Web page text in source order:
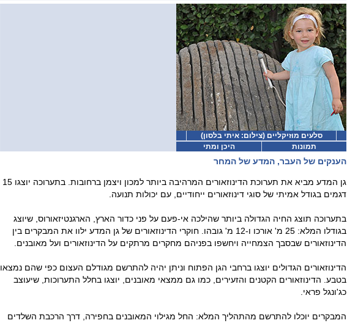
סלעים מוזיקליים (צילום: איתי בלסון)
תמונות
היכן ומתי
הענקים של העבר, המדע של המחר
גן המדע מביא את תערוכת הדינוזאורים המרהיבה ביותר למכון ויצמן ברחובות. בתערוכה יוצגו 15
דגמים בגודל אמיתי של סוגי דינוזאורים ייחודיים, עם יכולות תנועה.
בתערוכה תוצג החיה הגדולה ביותר שהילכה אי-פעם על פני כדור הארץ, הארגנטיזאורוס, שיוצג
בגודלו המלא: 25 מ' אורכו ו-12 מ' גובהו. חוקרי הדינוזאורים של גן המדע ילוו את המבקרים בין
הדינוזאורים שבסבך הצמחייה ויחשפו בפניהם מחקרים מרתקים על הדינוזאורים ועל מאובנים.
הדינוזאורים הגדולים יוצגו ברחבי הגן הפתוח וניתן יהיה להתרשם מגודלם העצום כפי שהם נמצאו
בטבע. הדינוזאורים הקטנים והזעירים, כמו גם ממצאי מאובנים, יוצגו בחלל התערוכות, שיעוצב
כג'ונגל פראי.
המבקרים יוכלו להתרשם מהתהליך המלא: החל מגילוי המאובנים בחפירה, דרך הרכבת השלדים